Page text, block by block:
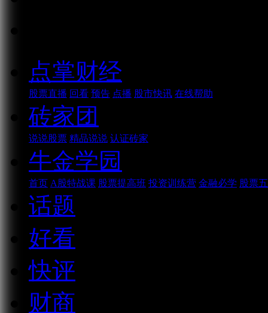
点掌财经
股票直播 回看 预告 点播 股市快讯 在线帮助
砖家团
说说股票 精品说说 认证砖家
牛金学园
首页 A股特战课 股票提高班 投资训练营 金融必学 股票
话题
好看
快评
财商